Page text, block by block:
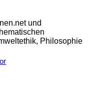
und
Philosophie